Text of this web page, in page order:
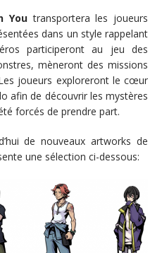
Youtransportera les joueurs
dans un style rappelant
participeront au jeu des
mèneront des missions
joueurs exploreront le cœur
afin de découvrir les mystères
forcés de prendre part.
de nouveaux artworks de
une sélection ci-dessous: